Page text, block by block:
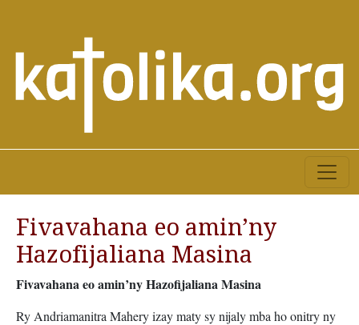
Fivavahana eo amin’ny
Hazofijaliana Masina
Fivavahana eo amin’ny Hazofijaliana Masina
Ry Andriamanitra Mahery izay maty sy nijaly mba ho onitry ny